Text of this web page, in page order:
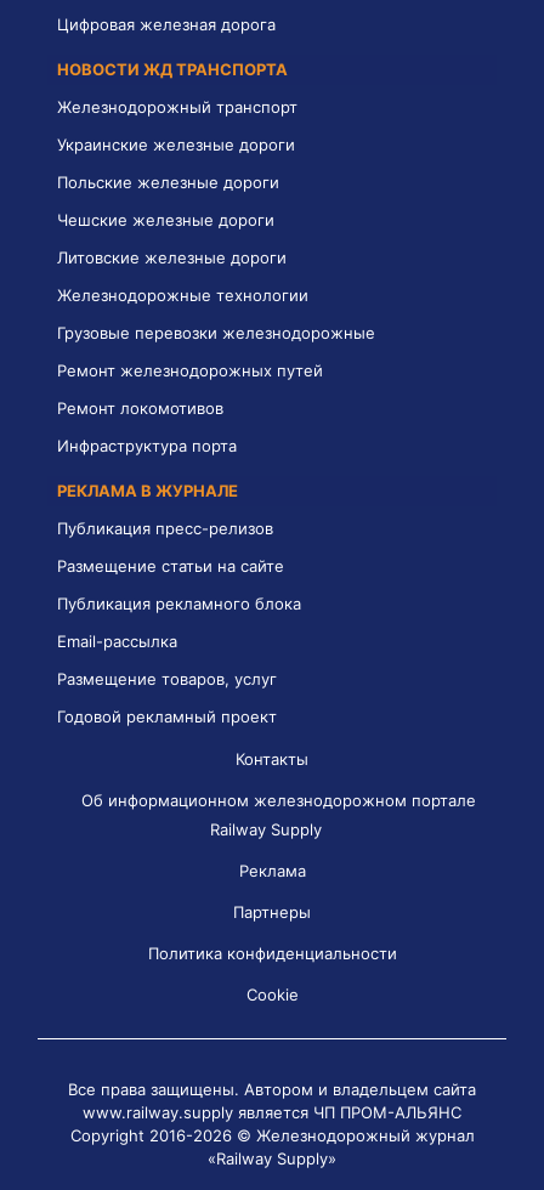
Цифровая железная дорога
НОВОСТИ ЖД ТРАНСПОРТА
Железнодорожный транспорт
Украинские железные дороги
Польские железные дороги
Чешские железные дороги
Литовские железные дороги
Железнодорожные технологии
Грузовые перевозки железнодорожные
Ремонт железнодорожных путей
Ремонт локомотивов
Инфраструктура порта
РЕКЛАМА В ЖУРНАЛЕ
Публикация пресс-релизов
Размещение статьи на сайте
Публикация рекламного блока
Email-рассылка
Размещение товаров, услуг
Годовой рекламный проект
Контакты
Об информационном железнодорожном портале
Railway Supply
Реклама
Партнеры
Политика конфиденциальности
Cookie
Все права защищены. Автором и владельцем сайта
www.railway.supply является ЧП ПРОМ-АЛЬЯНС
Copyright 2016-2026 © Железнодорожный журнал
«Railway Supply»